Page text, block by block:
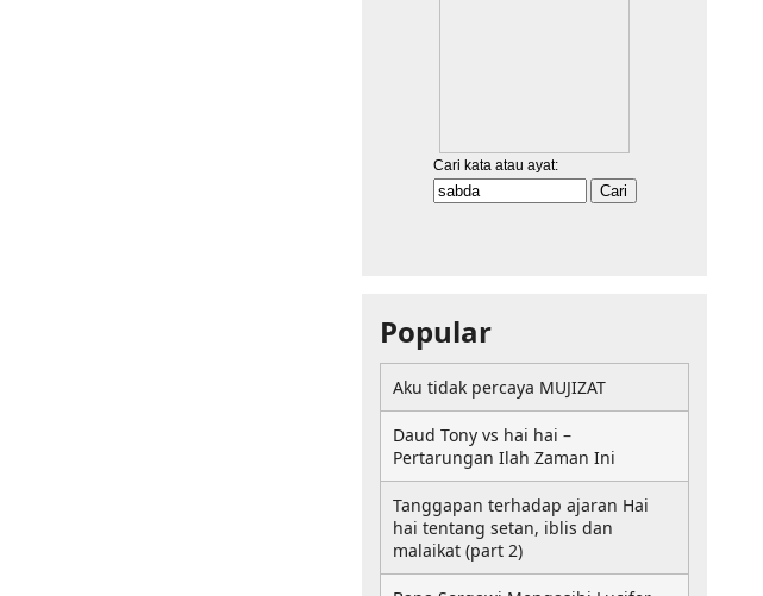
Popular
Aku tidak percaya MUJIZAT
Daud Tony vs hai hai –
Pertarungan Ilah Zaman Ini
Tanggapan terhadap ajaran Hai
hai tentang setan, iblis dan
malaikat (part 2)